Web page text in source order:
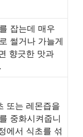
잡는데 매우
썰거나 가늘게
향긋한 맛과
또는 레몬즙을
중화시켜줍니
에서 식초를 섞